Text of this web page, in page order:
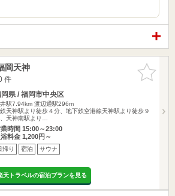
お気に入
りに追加
岡天神
件
県 / 福岡市中央区
駅7.94km 渡辺通駅296m
天神駅より徒歩４分、地下鉄空港線天神駅より徒歩９
天神南駅より…
時間 15:00～23:00
浴料金 1,200円～
帰り 宿泊 サウナ
天トラベルの宿泊プランを見る